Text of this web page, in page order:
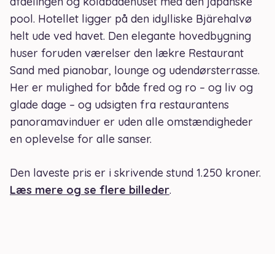
pool. Hotellet ligger på den idylliske Bjärehalvø
helt ude ved havet. Den elegante hovedbygning
huser foruden værelser den lækre Restaurant
Sand med pianobar, lounge og udendørsterrasse.
Her er mulighed for både fred og ro – og liv og
glade dage – og udsigten fra restaurantens
panoramavinduer er uden alle omstændigheder
en oplevelse for alle sanser.
Den laveste pris er i skrivende stund 1.250 kroner.
Læs mere og se flere billeder.